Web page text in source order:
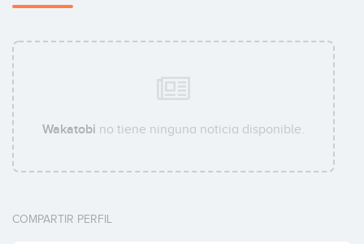
Wakatobi no tiene ninguna noticia disponible.
COMPARTIR PERFIL